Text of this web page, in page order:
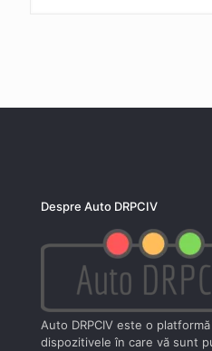
Despre Auto DRPCIV
Auto DRPCIV este o
dispozitivele în care vă sunt